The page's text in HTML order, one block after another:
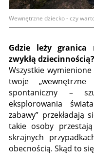
Wewnętrzne dziecko - czy
Gdzie leży granica
zwykłą dziecinnością?
Wszystkie
twoje
spontaniczny –
eksplorowania
zabawy” przekładają
takie osoby
skrajnych
obecnością. Skąd to